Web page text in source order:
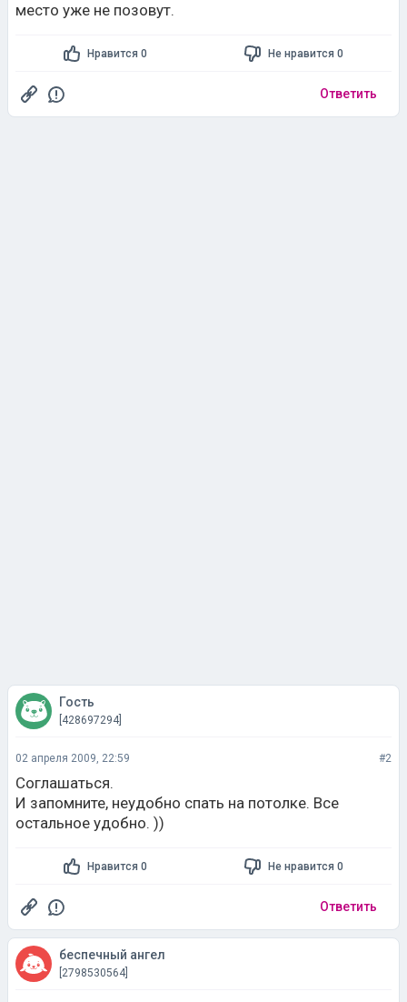
место уже не позовут.
Нравится 0 Не нравится 0
Ответить
Гость
[428697294]
02 апреля 2009, 22:59 #2
Соглашаться.
И запомните, неудобно спать на потолке. Все
остальное удобно. ))
Нравится 0 Не нравится 0
Ответить
беспечный ангел
[2798530564]